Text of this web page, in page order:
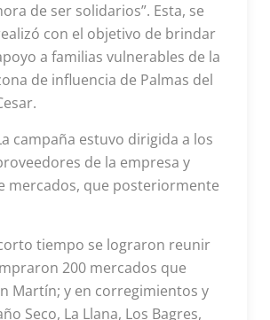
de ser solidarios”. Esta, se
con el objetivo de brindar
a familias vulnerables de la
de influencia de Palmas del
campaña estuvo dirigida a los
de la empresa y
mercados, que posteriormente
tiempo se lograron reunir
200 mercados que
Martín; y en corregimientos y
Seco, La Llana, Los Bagres,